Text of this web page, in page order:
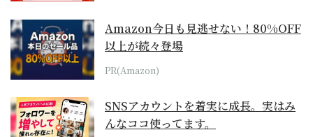
Amazon今日も見逃せない！80%OFF
以上が続々登場
PR(Amazon)
SNSアカウントを着実に成長。実はみ
んなココ使ってます。